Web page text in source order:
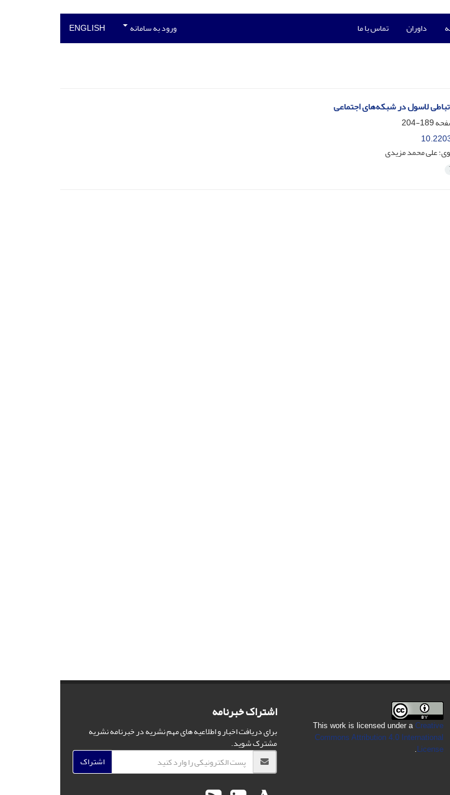
داوران تماس با ما ورود به سامانه ENGLISH
لاسول در شبکه‌های اجتماعی
189-204
علی محمد مزیدی
This work is licensed under aCreative
Commons Attribution 4.0 International
License
.
اشتراک خبرنامه
برای دریافت اخبار و اطلاعیه های مهم نشریه در خبرنامه نشریه
مشترک شوید.
اشتراک